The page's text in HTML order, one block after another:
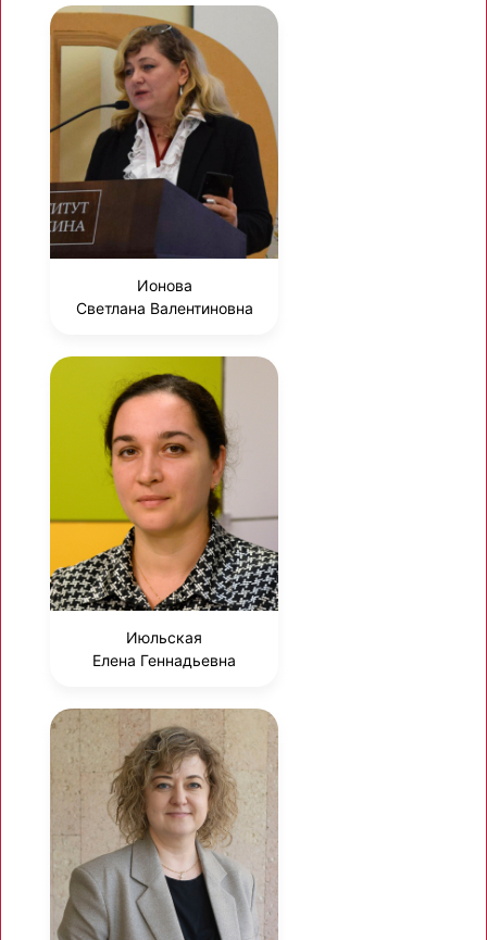
Ионова
Светлана Валентиновна
Июльская
Елена Геннадьевна